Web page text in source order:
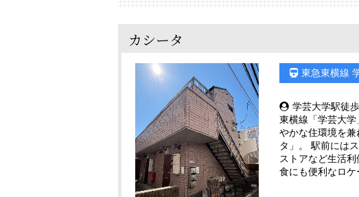
カシータ
東急東横線
学芸大学駅徒
東横線「学芸大
やかな住環境を
タ」。 駅前には
ストアなど生活
食にも便利なロ